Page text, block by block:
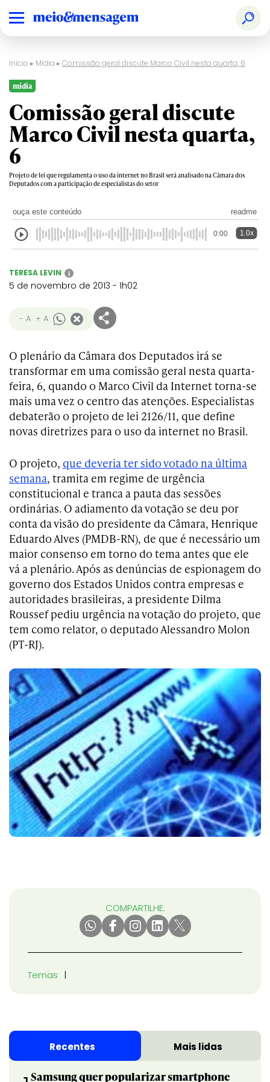
Início ▸ Mídia ▸Comissão geral discute Marco Civil nesta quarta, 6
mídia
Comissão geral discute
Marco Civil nesta quarta,
6
Projeto de lei que regulamenta o uso da internet no Brasil será analisado na Câmara dos
Deputados com a participação de especialistas do setor
ouça este conteúdo readme
0:00 1.0x
TERESA LEVIN i
5 de novembro de 2013 - 1h02
- A + A
O plenário da Câmara dos Deputados irá se
transformar em uma comissão geral nesta quarta-
feira, 6, quando o Marco Civil da Internet torna-se
mais uma vez o centro das atenções. Especialistas
debaterão o projeto de lei 2126/11, que define
novas diretrizes para o uso da internet no Brasil.
O projeto, que deveria ter sido votado na última
semana, tramita em regime de urgência
constitucional e tranca a pauta das sessões
ordinárias. O adiamento da votação se deu por
conta da visão do presidente da Câmara, Henrique
Eduardo Alves (PMDB-RN), de que é necessário um
maior consenso em torno do tema antes que ele
vá a plenário. Após as denúncias de espionagem do
governo dos Estados Unidos contra empresas e
autoridades brasileiras, a presidente Dilma
Roussef pediu urgência na votação do projeto, que
tem como relator, o deputado Alessandro Molon
(PT-RJ).
COMPARTILHE:
Temas
Recentes Mais lidas
Samsung quer popularizar smartphone